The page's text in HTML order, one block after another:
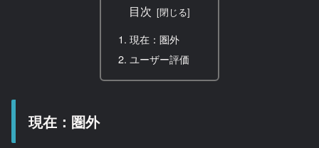
目次
現在：圏外
ユーザー評価
現在：圏外